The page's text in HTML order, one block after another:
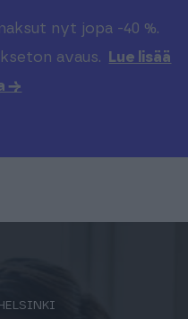
nyt jopa -40 %.
avaus.
Lue lisää
→